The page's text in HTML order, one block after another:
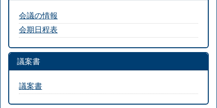
会議の情報
会期日程表
議案書
議案書